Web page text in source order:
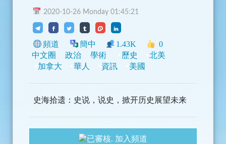
2020-10-26 Monday 01:45:21
頻道 簡中 1.43K
0
中文圈
政治 學術 歷史
北美
加拿大
華人 資訊 美國
史海拾遗：史说，说史，掀开历史展望未来
加入頻道